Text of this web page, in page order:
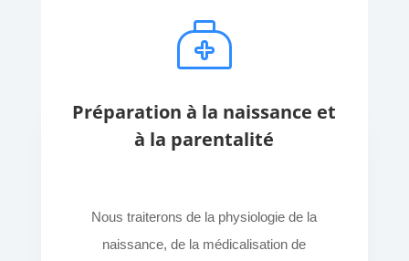
Préparation à la naissance et
à la parentalité
Nous traiterons de la physiologie de la
naissance, de la médicalisation de